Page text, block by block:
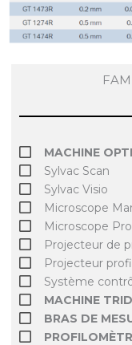
MACHINE
Sylvac Scan
Sylvac Visio
Microscope
Microscope
Projecteur de
Projecteur
Système
MACHINE
BRAS DE